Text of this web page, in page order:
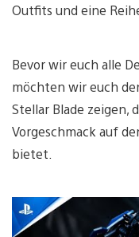
Outfits und eine
Bevor wir euch alle
möchten wir euch
Stellar Blade zeigen,
Vorgeschmack auf
bietet.